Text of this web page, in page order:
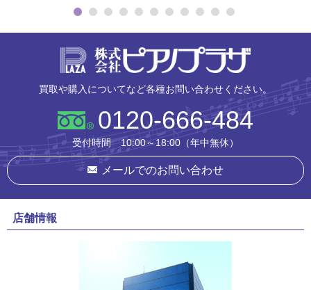
買取や購入についてなど各種お問い合わせください。
0120-666-484
受付時間 10:00～18:00（年中無休）
メールでのお問い合わせ
店舗情報